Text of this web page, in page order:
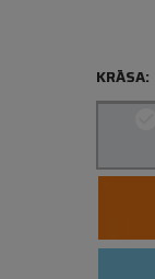
KRĀSA: